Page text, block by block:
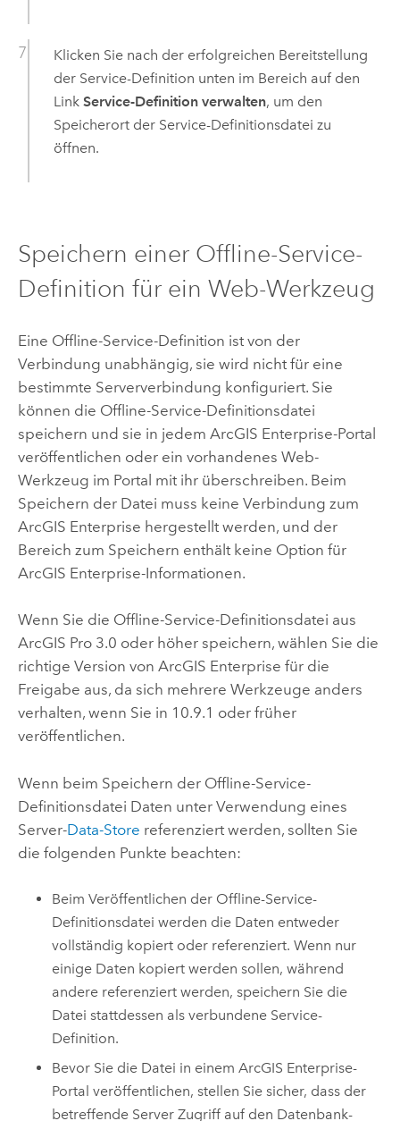
Klicken Sie nach der erfolgreichen Bereitstellung
der Service-Definition unten im Bereich auf den
Link Service-Definition verwalten, um den
Speicherort der Service-Definitionsdatei zu
öffnen.
Speichern einer Offline-Service-
Definition für ein Web-Werkzeug
Eine Offline-Service-Definition ist von der
Verbindung unabhängig, sie wird nicht für eine
bestimmte Serververbindung konfiguriert. Sie
können die Offline-Service-Definitionsdatei
speichern und sie in jedem ArcGIS Enterprise-Portal
veröffentlichen oder ein vorhandenes Web-
Werkzeug im Portal mit ihr überschreiben. Beim
Speichern der Datei muss keine Verbindung zum
ArcGIS Enterprise hergestellt werden, und der
Bereich zum Speichern enthält keine Option für
ArcGIS Enterprise-Informationen.
Wenn Sie die Offline-Service-Definitionsdatei aus
ArcGIS Pro 3.0 oder höher speichern, wählen Sie die
richtige Version von ArcGIS Enterprise für die
Freigabe aus, da sich mehrere Werkzeuge anders
verhalten, wenn Sie in 10.9.1 oder früher
veröffentlichen.
Wenn beim Speichern der Offline-Service-
Definitionsdatei Daten unter Verwendung eines
Server-Data-Store referenziert werden, sollten Sie
die folgenden Punkte beachten:
Beim Veröffentlichen der Offline-Service-
Definitionsdatei werden die Daten entweder
vollständig kopiert oder referenziert. Wenn nur
einige Daten kopiert werden sollen, während
andere referenziert werden, speichern Sie die
Datei stattdessen als verbundene Service-
Definition.
Bevor Sie die Datei in einemArcGIS Enterprise-
Portal veröffentlichen, stellen Sie sicher, dass der
betreffende Server Zugriff auf den Datenbank-